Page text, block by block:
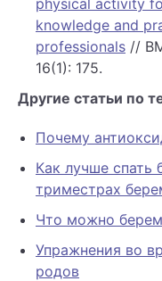
knowledge and
professionals //
16(1): 175.
Другие статьи по
Почему
Как лучше спать
триместрах
Что можно
Упражнения во
родов